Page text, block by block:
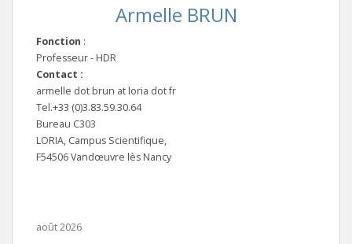
Armelle BRUN
Fonction :
Professeur - HDR
Contact :
armelle dot brun at loria dot fr
Tel.+33 (0)3.83.59.30.64
Bureau C303
LORIA, Campus Scientifique,
F54506 Vandœuvre lès Nancy
août 2026